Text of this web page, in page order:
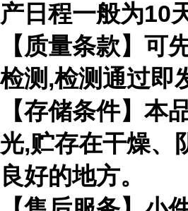
产日程一般为10
【质量条款】可
检测,检测通过即
【存储条件】本
光,贮存在干燥、
良好的地方。